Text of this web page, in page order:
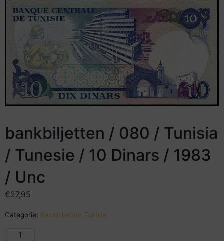
bankbiljetten / 080 / Tunisia
/ Tunesie / 10 Dinars / 1983
/ Unc
€27,95
Categorie: Bankbiljetten Tunisia